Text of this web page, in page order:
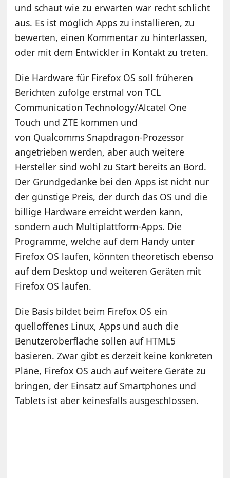
und schaut wie zu erwarten war recht schlicht
aus. Es ist möglich Apps zu installieren, zu
bewerten, einen Kommentar zu hinterlassen,
oder mit dem Entwickler in Kontakt zu treten.
Die Hardware für Firefox OS soll früheren
Berichten zufolge erstmal von TCL
Communication Technology/Alcatel One
Touch und ZTE kommen und
von Qualcomms Snapdragon-Prozessor
angetrieben werden, aber auch weitere
Hersteller sind wohl zu Start bereits an Bord.
Der Grundgedanke bei den Apps ist nicht nur
der günstige Preis, der durch das OS und die
billige Hardware erreicht werden kann,
sondern auch Multiplattform-Apps. Die
Programme, welche auf dem Handy unter
Firefox OS laufen, könnten theoretisch ebenso
auf dem Desktop und weiteren Geräten mit
Firefox OS laufen.
Die Basis bildet beim Firefox OS ein
quelloffenes Linux, Apps und auch die
Benutzeroberfläche sollen auf HTML5
basieren. Zwar gibt es derzeit keine konkreten
Pläne, Firefox OS auch auf weitere Geräte zu
bringen, der Einsatz auf Smartphones und
Tablets ist aber keinesfalls ausgeschlossen.